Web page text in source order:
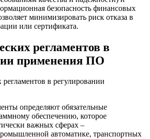
безопасность финансовых
минимизировать риск отказа в
или сертификата.
регламентов в
применения ПО
определяют обязательные
обеспечению, которое
важных сферах –
автоматике, транспортных